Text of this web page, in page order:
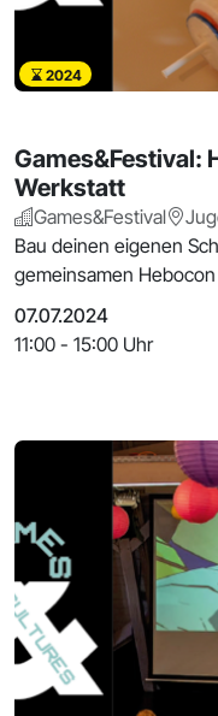
2024
Games&Festival:
Werkstatt
Games&Festival
Bau deinen eigenen
gemeinsamen Hebocon
07.07.2024
11:00 - 15:00 Uhr